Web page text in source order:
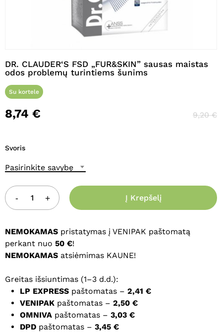
DR. CLAUDER‘S FSD „FUR&SKIN” sausas maistas
odos problemų turintiems šunims
Su kortele
8,74 € 9,20€
Svoris
Pasirinkite savybę
Į Krepšelį
NEMOKAMAS pristatymas į VENIPAK paštomatą
perkant nuo 50 €!
NEMOKAMAS atsiėmimas KAUNE!
Greitas išsiuntimas (1–3 d.d.):
LP EXPRESS paštomatas – 2,41 €
VENIPAK paštomatas – 2,50 €
OMNIVA paštomatas – 3,03 €
DPD paštomatas – 3,45 €
įvesti iš naujo, kai kitą kartą vėl norėsiu